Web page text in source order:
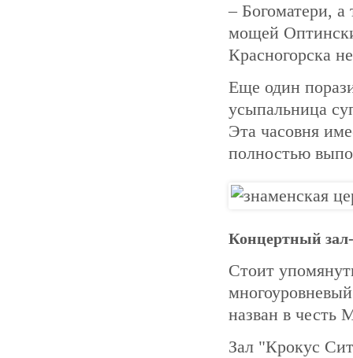
– Богоматери, а
мощей
Красногорска
Еще один
усыпальница
Эта часовня
полностью
Концертный
Стоит
назван в честь
Зал "Крокус